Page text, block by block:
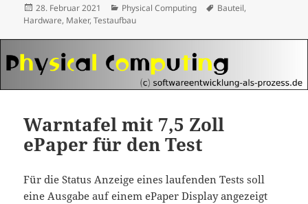
Veröffentlicht
am
28. Februar 2021 Kategorien
Physical Computing Schlagwörter
Bauteil,
Hardware, Maker,Testaufbau
Warntafel mit 7,5 Zoll
ePaper für den Test
Für die Status Anzeige eines laufenden Tests soll
eine Ausgabe auf einem ePaper Display angezeigt